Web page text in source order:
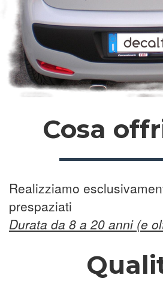
Cosa
Realizziamo
prespaziati
Durata da 8 a 20 anni (e